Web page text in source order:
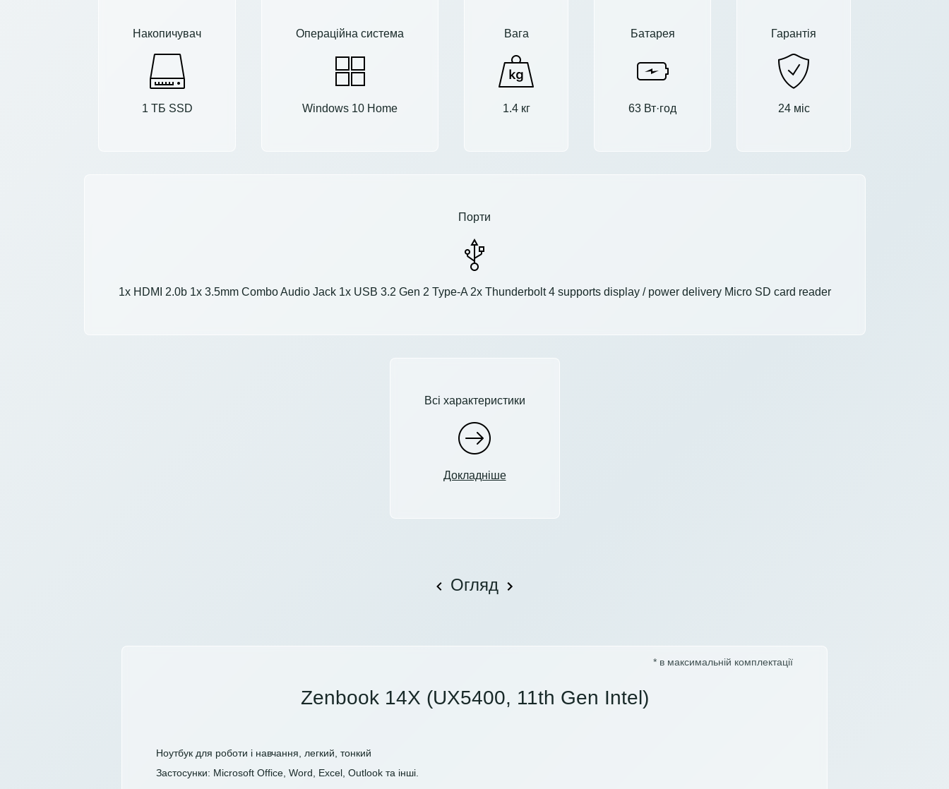
Накопичувач
1 ТБ SSD
Операційна система
Windows 10 Home
Вага
1.4 кг
Батарея
63 Вт·год
Гарантія
24 міс
Порти
1x HDMI 2.0b 1x 3.5mm Combo Audio Jack 1x USB 3.2 Gen 2 Type-A 2x Thunderbolt 4 supports display / power delivery Micro SD card reader
Всі характеристики
Докладніше
Огляд
* в максимальній комплектації
Zenbook 14X (UX5400, 11th Gen Intel)
Ноутбук для роботи і навчання, легкий, тонкий
Застосунки: Microsoft Office, Word, Excel, Outlook та інші.